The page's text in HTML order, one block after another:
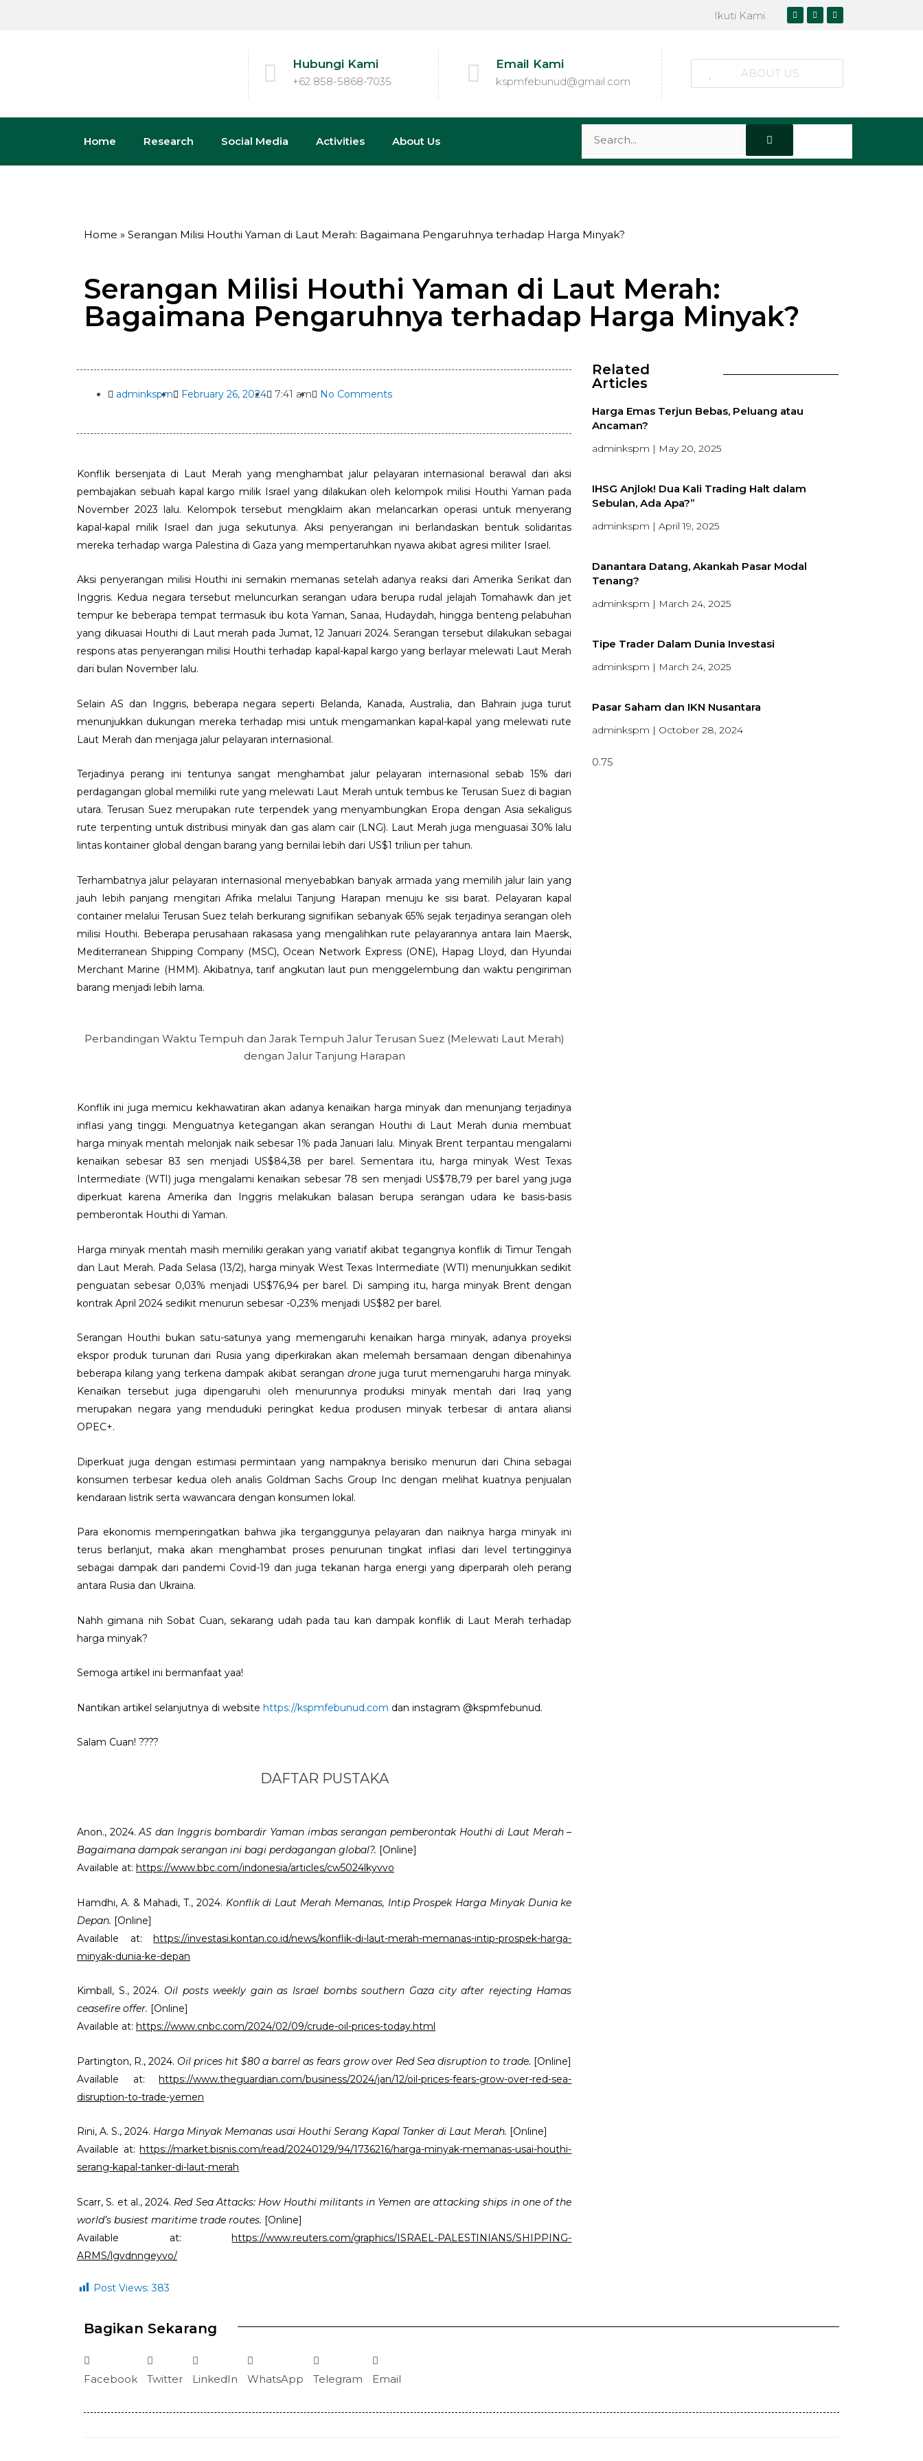
Ikuti Kami
Hubungi Kami
+62 858-5868-7035
Email Kami
kspmfebunud@gmail.com
ABOUT US
Home Research Social Media Activities About Us
Home » Serangan Milisi Houthi Yaman di Laut Merah: Bagaimana Pengaruhnya terhadap Harga Minyak?
Serangan Milisi Houthi Yaman di Laut Merah:
Bagaimana Pengaruhnya terhadap Harga Minyak?
adminkspm February 26, 2024 7:41 am No Comments
Konflik bersenjata di Laut Merah yang menghambat jalur pelayaran internasional berawal dari aksi
pembajakan sebuah kapal kargo milik Israel yang dilakukan oleh kelompok milisi Houthi Yaman pada
November 2023 lalu. Kelompok tersebut mengklaim akan melancarkan operasi untuk menyerang
kapal-kapal milik Israel dan juga sekutunya. Aksi penyerangan ini berlandaskan bentuk solidaritas
mereka terhadap warga Palestina di Gaza yang mempertaruhkan nyawa akibat agresi militer Israel.
Aksi penyerangan milisi Houthi ini semakin memanas setelah adanya reaksi dari Amerika Serikat dan
Inggris. Kedua negara tersebut meluncurkan serangan udara berupa rudal jelajah Tomahawk dan jet
tempur ke beberapa tempat termasuk ibu kota Yaman, Sanaa, Hudaydah, hingga benteng pelabuhan
yang dikuasai Houthi di Laut merah pada Jumat, 12 Januari 2024. Serangan tersebut dilakukan sebagai
respons atas penyerangan milisi Houthi terhadap kapal-kapal kargo yang berlayar melewati Laut Merah
dari bulan November lalu.
Selain AS dan Inggris, beberapa negara seperti Belanda, Kanada, Australia, dan Bahrain juga turut
menunjukkan dukungan mereka terhadap misi untuk mengamankan kapal-kapal yang melewati rute
Laut Merah dan menjaga jalur pelayaran internasional.
Terjadinya perang ini tentunya sangat menghambat jalur pelayaran internasional sebab 15% dari
perdagangan global memiliki rute yang melewati Laut Merah untuk tembus ke Terusan Suez di bagian
utara. Terusan Suez merupakan rute terpendek yang menyambungkan Eropa dengan Asia sekaligus
rute terpenting untuk distribusi minyak dan gas alam cair (LNG). Laut Merah juga menguasai 30% lalu
lintas kontainer global dengan barang yang bernilai lebih dari US$1 triliun per tahun.
Terhambatnya jalur pelayaran internasional menyebabkan banyak armada yang memilih jalur lain yang
jauh lebih panjang mengitari Afrika melalui Tanjung Harapan menuju ke sisi barat. Pelayaran kapal
container melalui Terusan Suez telah berkurang signifikan sebanyak 65% sejak terjadinya serangan oleh
milisi Houthi. Beberapa perusahaan rakasasa yang mengalihkan rute pelayarannya antara lain Maersk,
Mediterranean Shipping Company (MSC), Ocean Network Express (ONE), Hapag Lloyd, dan Hyundai
Merchant Marine (HMM). Akibatnya, tarif angkutan laut pun menggelembung dan waktu pengiriman
barang menjadi lebih lama.
Perbandingan Waktu Tempuh dan Jarak Tempuh Jalur Terusan Suez (Melewati Laut Merah)
dengan Jalur Tanjung Harapan
Konflik ini juga memicu kekhawatiran akan adanya kenaikan harga minyak dan menunjang terjadinya
inflasi yang tinggi. Menguatnya ketegangan akan serangan Houthi di Laut Merah dunia membuat
harga minyak mentah melonjak naik sebesar 1% pada Januari lalu. Minyak Brent terpantau mengalami
kenaikan sebesar 83 sen menjadi US$84,38 per barel. Sementara itu, harga minyak West Texas
Intermediate (WTI) juga mengalami kenaikan sebesar 78 sen menjadi US$78,79 per barel yang juga
diperkuat karena Amerika dan Inggris melakukan balasan berupa serangan udara ke basis-basis
pemberontak Houthi di Yaman.
Harga minyak mentah masih memiliki gerakan yang variatif akibat tegangnya konflik di Timur Tengah
dan Laut Merah. Pada Selasa (13/2), harga minyak West Texas Intermediate (WTI) menunjukkan sedikit
penguatan sebesar 0,03% menjadi US$76,94 per barel. Di samping itu, harga minyak Brent dengan
kontrak April 2024 sedikit menurun sebesar -0,23% menjadi US$82 per barel.
Serangan Houthi bukan satu-satunya yang memengaruhi kenaikan harga minyak, adanya proyeksi
ekspor produk turunan dari Rusia yang diperkirakan akan melemah bersamaan dengan dibenahinya
beberapa kilang yang terkena dampak akibat serangan drone juga turut memengaruhi harga minyak.
Kenaikan tersebut juga dipengaruhi oleh menurunnya produksi minyak mentah dari Iraq yang
merupakan negara yang menduduki peringkat kedua produsen minyak terbesar di antara aliansi
OPEC+.
Diperkuat juga dengan estimasi permintaan yang nampaknya berisiko menurun dari China sebagai
konsumen terbesar kedua oleh analis Goldman Sachs Group Inc dengan melihat kuatnya penjualan
kendaraan listrik serta wawancara dengan konsumen lokal.
Para ekonomis memperingatkan bahwa jika terganggunya pelayaran dan naiknya harga minyak ini
terus berlanjut, maka akan menghambat proses penurunan tingkat inflasi dari level tertingginya
sebagai dampak dari pandemi Covid-19 dan juga tekanan harga energi yang diperparah oleh perang
antara Rusia dan Ukraina.
Nahh gimana nih Sobat Cuan, sekarang udah pada tau kan dampak konflik di Laut Merah terhadap
harga minyak?
Semoga artikel ini bermanfaat yaa!
Nantikan artikel selanjutnya di website https://kspmfebunud.com dan instagram @kspmfebunud.
Salam Cuan! ????
DAFTAR PUSTAKA
Anon., 2024.AS dan Inggris bombardir Yaman imbas serangan pemberontak Houthi di Laut Merah –
Bagaimana dampak serangan ini bagi perdagangan global?. [Online]
Available at: https://www.bbc.com/indonesia/articles/cw5024lkyvvo
Hamdhi, A. & Mahadi, T., 2024. Konflik di Laut Merah Memanas, Intip Prospek Harga Minyak Dunia ke
Depan. [Online]
Available at:https://investasi.kontan.co.id/news/konflik-di-laut-merah-memanas-intip-prospek-harga-
minyak-dunia-ke-depan
Kimball, S., 2024. Oil posts weekly gain as Israel bombs southern Gaza city after rejecting Hamas
ceasefire offer. [Online]
Available at: https://www.cnbc.com/2024/02/09/crude-oil-prices-today.html
Partington, R., 2024. Oil prices hit $80 a barrel as fears grow over Red Sea disruption to trade. [Online]
Available at:https://www.theguardian.com/business/2024/jan/12/oil-prices-fears-grow-over-red-sea-
disruption-to-trade-yemen
Rini, A. S., 2024. Harga Minyak Memanas usai Houthi Serang Kapal Tanker di Laut Merah. [Online]
Available at:https://market.bisnis.com/read/20240129/94/1736216/harga-minyak-memanas-usai-houthi-
serang-kapal-tanker-di-laut-merah
Scarr, S. et al., 2024. Red Sea Attacks: How Houthi militants in Yemen are attacking ships in one of the
world’s busiest maritime trade routes. [Online]
Available at:https://www.reuters.com/graphics/ISRAEL-PALESTINIANS/SHIPPING-
ARMS/lgvdnngeyvo/
Post Views: 383
Related
Articles
Harga Emas Terjun Bebas, Peluang atau
Ancaman?
adminkspm May 20, 2025
IHSG Anjlok! Dua Kali Trading Halt dalam
Sebulan, Ada Apa?”
adminkspm April 19, 2025
Danantara Datang, Akankah Pasar Modal
Tenang?
adminkspm March 24, 2025
Tipe Trader Dalam Dunia Investasi
adminkspm March 24, 2025
Pasar Saham dan IKN Nusantara
adminkspm October 28, 2024
Bagikan Sekarang
Facebook Twitter LinkedIn WhatsApp Telegram Email